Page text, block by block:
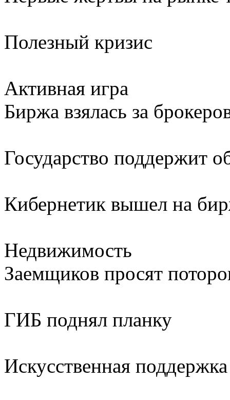
Полезный кризис
Активная игра
Биржа взялась за
Государство поддержит
Кибернетик вышел на
Недвижимость
Заемщиков просят
ГИБ поднял планку
Искусственная поддержка